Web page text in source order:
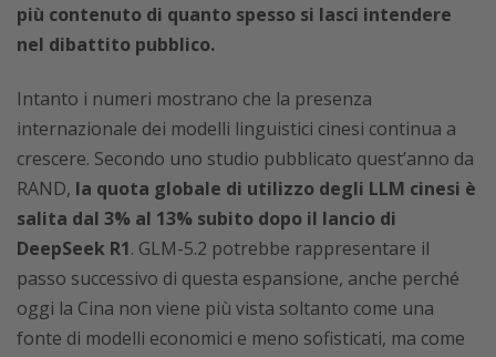
più contenuto di quanto spesso si lasci intendere
nel dibattito pubblico.
Intanto i numeri mostrano che la presenza
internazionale dei modelli linguistici cinesi continua a
crescere. Secondo uno studio pubblicato quest’anno da
RAND, la quota globale di utilizzo degli LLM cinesi è
salita dal 3% al 13% subito dopo il lancio di
DeepSeek R1. GLM-5.2 potrebbe rappresentare il
passo successivo di questa espansione, anche perché
oggi la Cina non viene più vista soltanto come una
fonte di modelli economici e meno sofisticati, ma come